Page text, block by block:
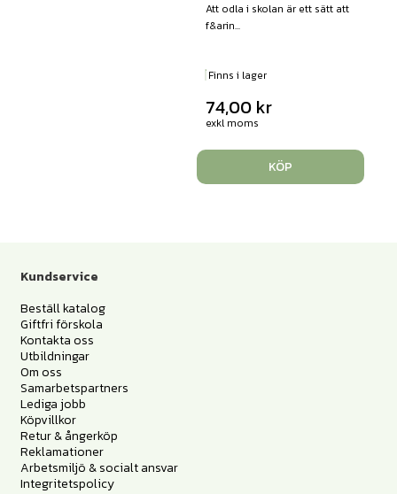
Att odla i skolan är ett sätt att
f&arin...
Finns i lager
74,00 kr
exkl moms
KÖP
Kundservice
Beställ katalog
Giftfri förskola
Kontakta oss
Utbildningar
Om oss
Samarbetspartners
Lediga jobb
Köpvillkor
Retur & ångerköp
Reklamationer
Arbetsmiljö & socialt ansvar
Integritetspolicy